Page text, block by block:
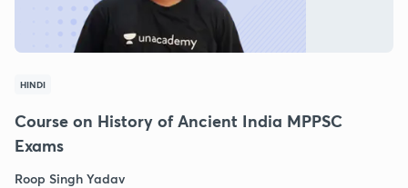
HINDI
Course on History of Ancient India MPPSC
Exams
Roop Singh Yadav